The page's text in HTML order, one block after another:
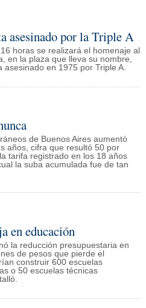
asesinado por la Triple A
horas se realizará el homenaje al
en la plaza que lleva su nombre,
asesinado en 1975 por Triple A.
de Buenos Aires aumentó
años, cifra que resultó 50 por
tarifa registrado en los 18 años
la suba acumulada fue de tan
en educación
la reducción presupuestaria en
de pesos que pierde el
construir 600 escuelas
o 50 escuelas técnicas